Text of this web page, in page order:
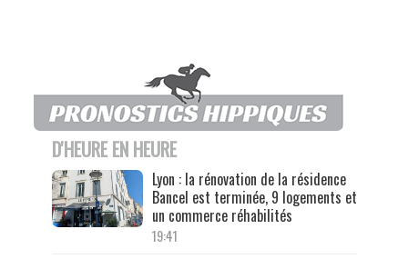
D'HEURE EN HEURE
Lyon : la rénovation de la résidence
Bancel est terminée, 9 logements et
un commerce réhabilités
19:41